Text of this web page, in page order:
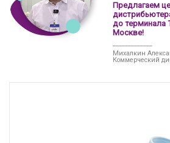
Предлагаем
до терминала
Москве!
Михалкин
Коммерческий